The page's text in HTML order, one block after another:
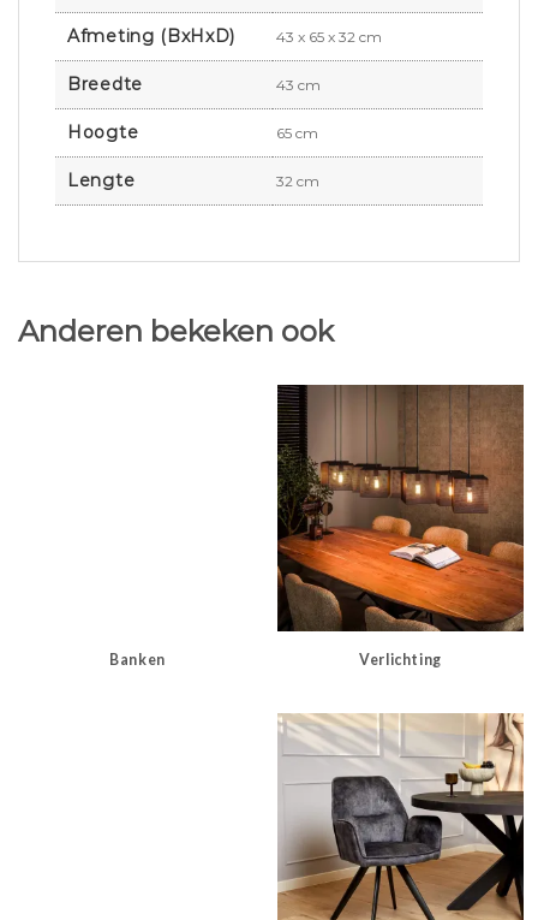
Afmeting (BxHxD) 43 x 65 x 32 cm
Breedte 43 cm
Hoogte 65 cm
Lengte 32 cm
Anderen bekeken ook
Banken Verlichting